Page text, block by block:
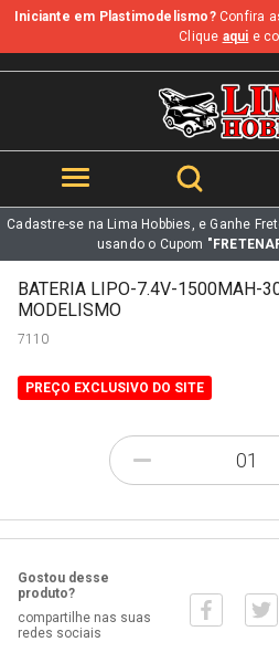
b
Iniciante em Plastimodelismo?Confira
Clique aqui e
Cadastre-se na Lima Hobbies, e Ganhe
usando o Cupom
BATERIA LIPO-7.4V-1500MAH-
MODELISMO
7110
PREÇO EXCLUSIVO DO SITE
-
Gostou desse
produto?
compartilhe nas suas
redes sociais